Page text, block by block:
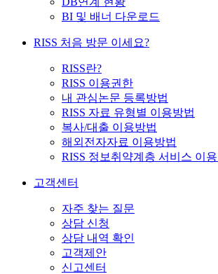
BI 및 배너 다운로드
RISS 처음 방문 이세요?
RISS란?
RISS 이용권한
내 관심논문 등록방법
RISS 자료 유형별 이용방법
복사/대출 이용방법
해외전자자료 이용방법
RISS 정보취약계층 서비스 이
고객센터
자주 찾는 질문
상담 신청
상담 내역 확인
고객제안
신고센터